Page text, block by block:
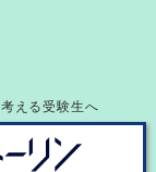
える受験生へ